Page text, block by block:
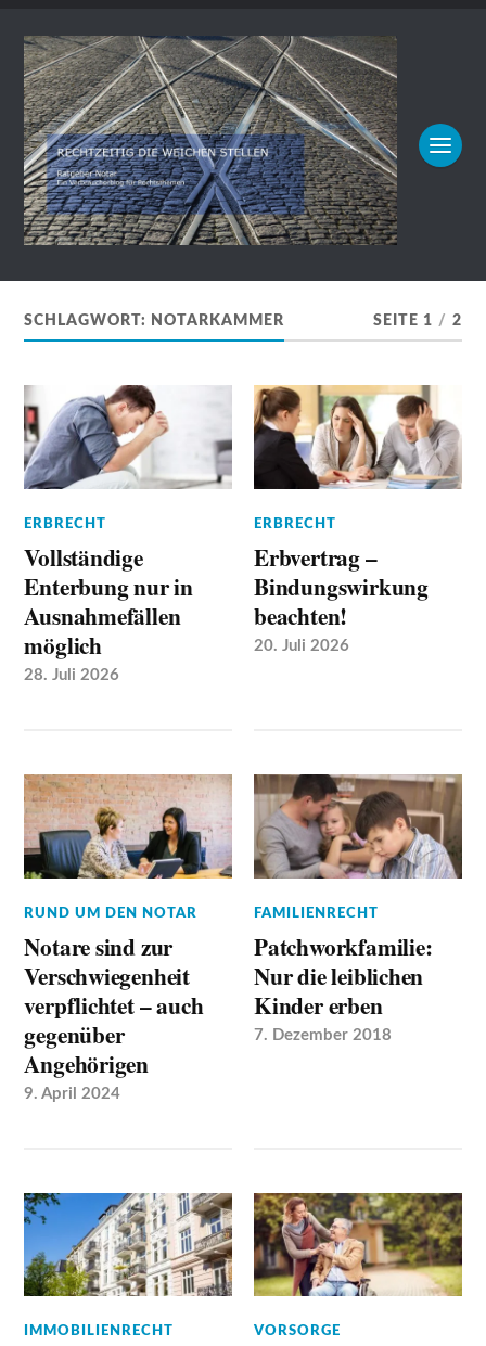
SCHLAGWORT: NOTARKAMMER SEITE 1 / 2
ERBRECHT
Vollständige
Enterbung nur in
Ausnahmefällen
möglich
28. Juli 2026
ERBRECHT
Erbvertrag –
Bindungswirkung
beachten!
20. Juli 2026
RUND UM DEN NOTAR
Notare sind zur
Verschwiegenheit
verpflichtet – auch
gegenüber
Angehörigen
9. April 2024
FAMILIENRECHT
Patchworkfamilie:
Nur die leiblichen
Kinder erben
7. Dezember 2018
IMMOBILIENRECHT VORSORGE